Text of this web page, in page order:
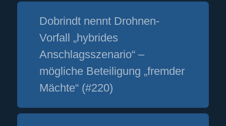
Dobrindt nennt Drohnen-
Vorfall „hybrides
Anschlagsszenario“ –
mögliche Beteiligung „fremder
Mächte“ (#220)